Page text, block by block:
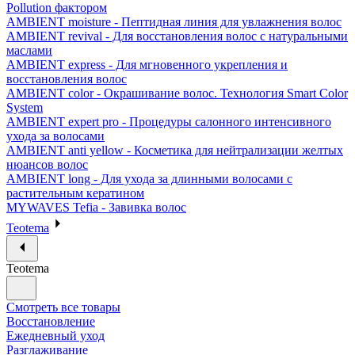
Pollution фактором
AMBIENT moisture - Пептидная линия для увлажнения волос
AMBIENT revival - Для восстановления волос с натуральными
маслами
AMBIENT express - Для мгновенного укрепления и
восстановления волос
AMBIENT color - Окрашивание волос. Технология Smart Color
System
AMBIENT expert pro - Процедуры салонного интенсивного
ухода за волосами
AMBIENT anti yellow - Косметика для нейтрализации желтых
нюансов волос
AMBIENT long - Для ухода за длинными волосами с
растительным кератином
MYWAVES Tefia - Завивка волос
Teotema
Teotema
Смотреть все товары
Восстановление
Ежедневный уход
Разглаживание